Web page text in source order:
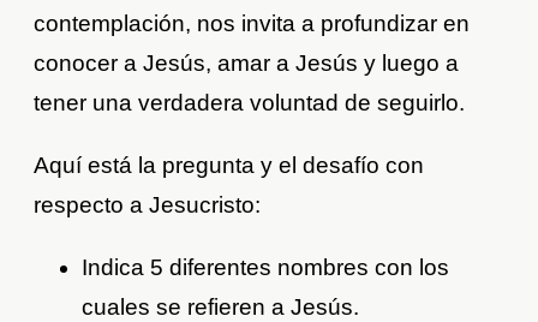
contemplación, nos invita a profundizar en
conocer a Jesús, amar a Jesús y luego a
tener una verdadera voluntad de seguirlo.
Aquí está la pregunta y el desafío con
respecto a Jesucristo:
Indica 5 diferentes nombres con los
cuales se refieren a Jesús.